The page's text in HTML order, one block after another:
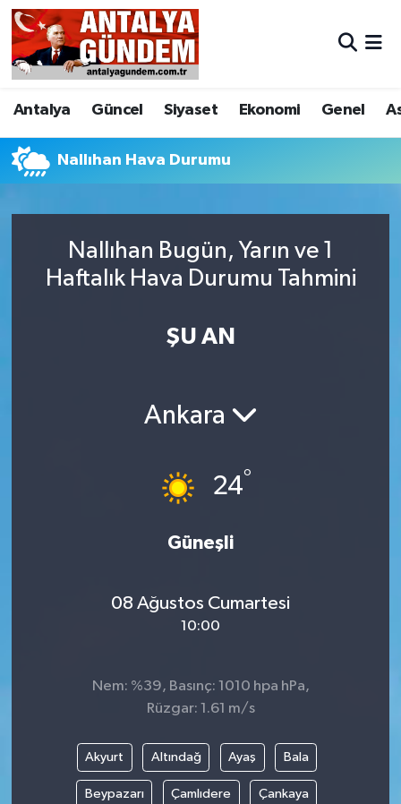
Antalya Güncel Siyaset Ekonomi Genel
Nallıhan Hava Durumu
Nallıhan Bugün, Yarın ve 1
Haftalık Hava Durumu Tahmini
ŞU AN
Ankara
24°
Güneşli
08 Ağustos Cumartesi
10:00
Nem: %39, Basınç: 1010 hpa hPa,
Rüzgar: 1.61 m/s
Akyurt Altındağ Ayaş Bala
Beypazarı Çamlıdere Çankaya
Antalya
Asayiş
Bilim & Teknoloji
EĞİTİM
Sağlık & Yaşam
Antalya Nöbetçi Eczaneler
Antalya Hava Durumu
Antalya Namaz Vakitleri
Süper Lig Puan Durumu ve Fikstür
Son Dakika Haberleri